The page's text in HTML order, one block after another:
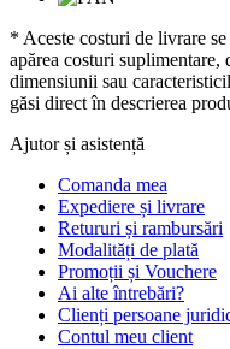
* Aceste costuri de livrare
apărea costuri
dimensiunii sau
găsi direct în descrierea
Ajutor și asistență
Comanda mea
Expediere și livrare
Retururi și rambursări
Modalități de plată
Promoții și Vouchere
Ai alte întrebări?
Clienți persoane
Contul meu client